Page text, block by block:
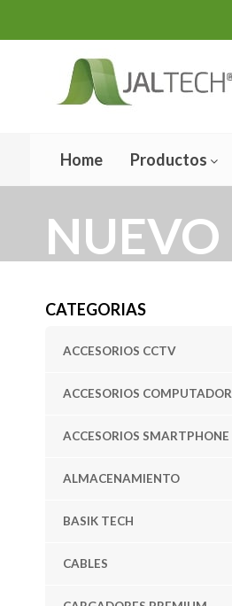
Home Productos
NUEVO
CATEGORIAS
ACCESORIOS CCTV
ACCESORIOS COMPUTADOR
ACCESORIOS SMARTPHONE
ALMACENAMIENTO
BASIK TECH
CABLES